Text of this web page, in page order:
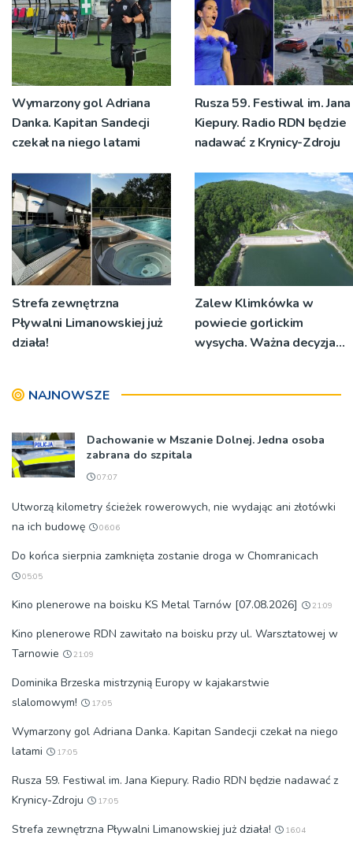
Wymarzony gol Adriana
Danka. Kapitan Sandecji
czekał na niego latami
Rusza 59. Festiwal im. Jana
Kiepury. Radio RDN będzie
nadawać z Krynicy-Zdroju
Strefa zewnętrzna
Pływalni Limanowskiej już
działa!
Zalew Klimkówka w
powiecie gorlickim
wysycha. Ważna decyzja
NAJNOWSZE
Dachowanie w Mszanie Dolnej. Jedna osoba
zabrana do szpitala
07:07
Utworzą kilometry ścieżek rowerowych, nie wydając ani złotówki
na ich budowę
06:06
Do końca sierpnia zamknięta zostanie droga w Chomranicach
05:05
Kino plenerowe na boisku KS Metal Tarnów [07.08.2026] 21:09
Kino plenerowe RDN zawitało na boisku przy ul. Warsztatowej w
Tarnowie
21:09
Dominika Brzeska mistrzynią Europy w kajakarstwie
slalomowym!
17:05
Wymarzony gol Adriana Danka. Kapitan Sandecji czekał na niego
latami
17:05
Rusza 59. Festiwal im. Jana Kiepury. Radio RDN będzie nadawać z
Krynicy-Zdroju
17:05
Strefa zewnętrzna Pływalni Limanowskiej już działa! 16:04